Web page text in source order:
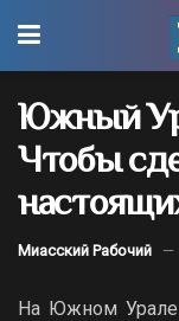
Южный
Чтобы
Миасский Рабочий
На Южном Урале